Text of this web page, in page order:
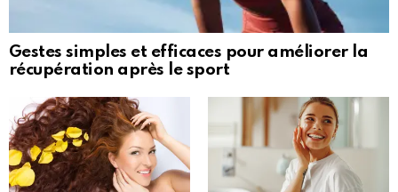
Gestes simples et efficaces pour améliorer la
récupération après le sport